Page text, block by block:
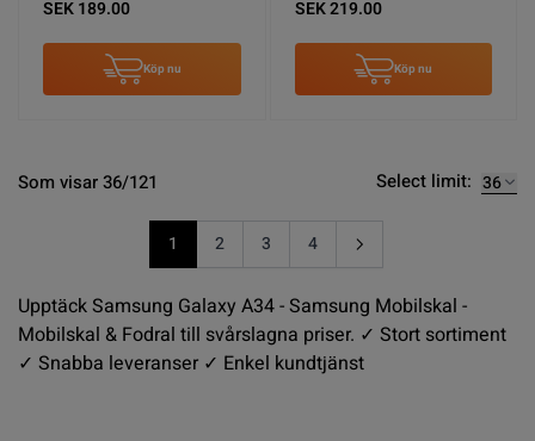
SEK 189.00
Köp nu
SEK 219.00
Köp nu
Som visar 36/121
You're currently reading page
1 Sida
2 Sida
3 Sida
4
Select limit:
Upptäck Samsung Galaxy A34 - Samsung Mobilskal -
Mobilskal & Fodral till svårslagna priser. ✓ Stort sortiment
✓ Snabba leveranser ✓ Enkel kundtjänst